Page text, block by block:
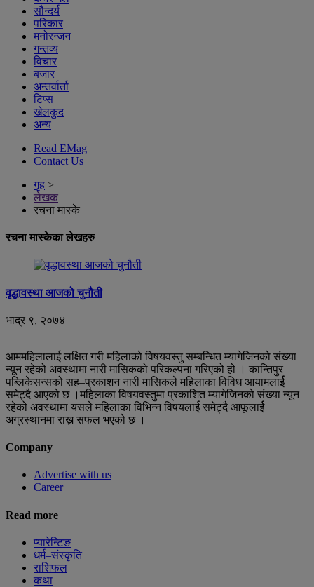
सौन्दर्य
परिकार
मनोरन्जन
गन्तव्य
विचार
बजार
अन्तर्वार्ता
टिप्स
खेलकुद
अन्य
Read EMag
Contact Us
गृह >
लेखक
रचना मास्के
रचना मास्केका लेखहरु
वृद्धावस्था आजको चुनौती
भाद्र ९, २०७४
आममहिलालाई लक्षित गरी महिलाको विषयवस्तु सम्बन्धित म्यागेजिनको संख्या
न्यून रहेको अवस्थामा नारी मासिकको परिकल्पना गरिएको हो । कान्तिपुर
पब्लिकेसन्सको सह–प्रकाशन नारी मासिकले महिलाका विविध आयामलार्ई
समेट्दै आएको छ ।महिलाका विषयवस्तुमा प्रकाशित म्यागेजिनको संख्या न्यून
रहेको अवस्थामा यसले महिलाका विभिन्न विषयलार्ई समेट्दै आफूलार्ई
अग्रस्थानमा राख्न सफल भएको छ ।
Company
Advertise with us
Career
Read more
प्यारेन्टिङ
धर्म–संस्कृति
राशिफल
कथा